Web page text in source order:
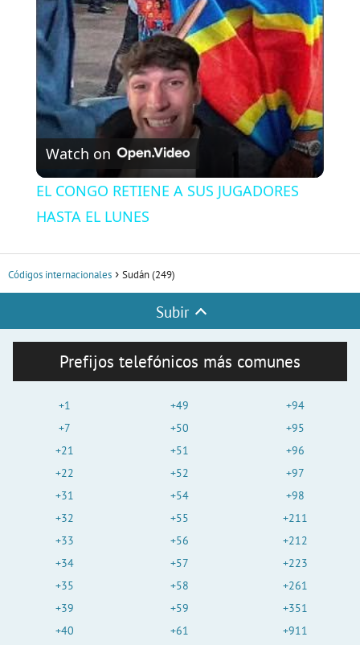
a
y
V
i
o
Watch on
EL CONGO RETIENE A SUS JUGADORES
HASTA EL LUNES
Códigos internacionales Sudán (249)
Subir
Prefijos telefónicos más comunes
+1
+7
+21
+22
+31
+32
+33
+34
+35
+39
+40
+49
+50
+51
+52
+54
+55
+56
+57
+58
+59
+61
+94
+95
+96
+97
+98
+211
+212
+223
+261
+351
+911